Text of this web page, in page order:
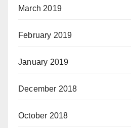
March 2019
February 2019
January 2019
December 2018
October 2018